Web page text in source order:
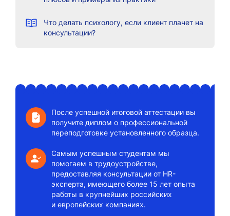
Что делать психологу, если клиент плачет на
консультации?
После успешной итоговой аттестации вы
получите диплом о профессиональной
переподготовке установленного образца.
Самым успешным студентам мы
помогаем в трудоустройстве,
предоставляя консультации от HR-
эксперта, имеющего более 15 лет опыта
работы в крупнейших российских
и европейских компаниях.